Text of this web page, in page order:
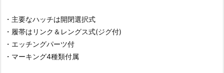
・主要なハッチは開閉選択式
・履帯はリンク＆レングス式(ジグ付)
・エッチングパーツ付
・マーキング4種類付属